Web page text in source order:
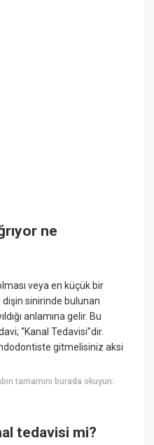
ne
veya en küçük bir
dişin sinirinde bulunan
anlamına gelir. Bu
“Kanal Tedavisi”dir.
gitmelisiniz aksi
tamamını burada okuyun:
tedavisi mi?